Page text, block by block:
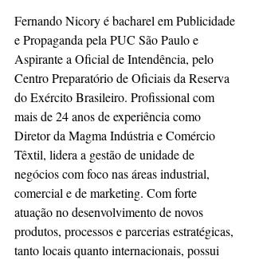
Fernando Nicory é bacharel em Publicidade
e Propaganda pela PUC São Paulo e
Aspirante a Oficial de Intendência, pelo
Centro Preparatório de Oficiais da Reserva
do Exército Brasileiro. Profissional com
mais de 24 anos de experiência como
Diretor da Magma Indústria e Comércio
Têxtil, lidera a gestão de unidade de
negócios com foco nas áreas industrial,
comercial e de marketing. Com forte
atuação no desenvolvimento de novos
produtos, processos e parcerias estratégicas,
tanto locais quanto internacionais, possui